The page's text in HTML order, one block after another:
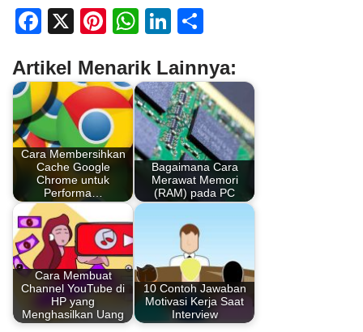
F
c
e
b
o
o
k
X
Pi
er
e
st
W
at
s
A
p
p
Li
k
e
dI
n
ar
e
Artikel Menarik Lainnya:
Cara Membersihkan
Cache Google
Chrome untuk
Performa…
Bagaimana Cara
Merawat Memori
(RAM) pada PC
Cara Membuat
Channel YouTube di
HP yang
Menghasilkan Uang
10 Contoh Jawaban
Motivasi Kerja Saat
Interview